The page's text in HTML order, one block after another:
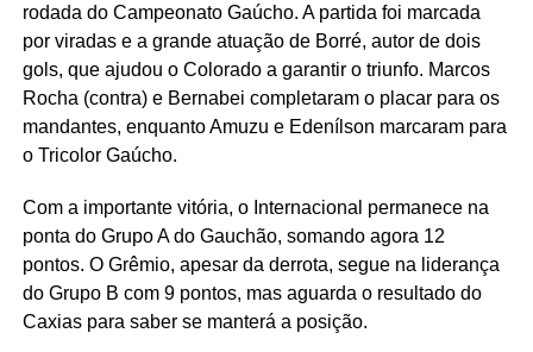
rodada do Campeonato Gaúcho. A partida foi marcada
por viradas e a grande atuação de Borré, autor de dois
gols, que ajudou o Colorado a garantir o triunfo. Marcos
Rocha (contra) e Bernabei completaram o placar para os
mandantes, enquanto Amuzu e Edenílson marcaram para
o Tricolor Gaúcho.
Com a importante vitória, o Internacional permanece na
ponta do Grupo A do Gauchão, somando agora 12
pontos. O Grêmio, apesar da derrota, segue na liderança
do Grupo B com 9 pontos, mas aguarda o resultado do
Caxias para saber se manterá a posição.